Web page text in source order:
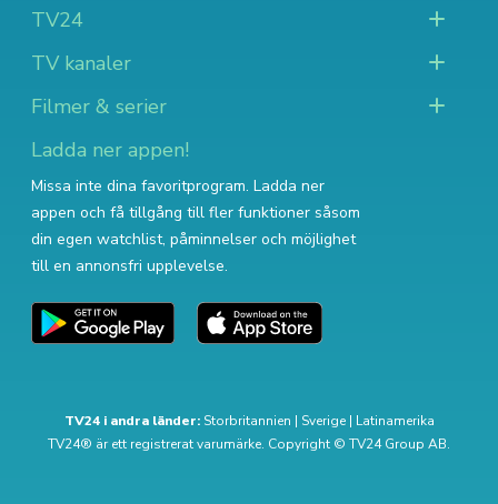
TV24
TV kanaler
Filmer & serier
Ladda ner appen!
Missa inte dina favoritprogram. Ladda ner
appen och få tillgång till fler funktioner såsom
din egen watchlist, påminnelser och möjlighet
till en annonsfri upplevelse.
TV24 i andra länder: Storbritannien | Sverige| Latinamerika
TV24® är ett registrerat varumärke. Copyright © TV24 Group AB.